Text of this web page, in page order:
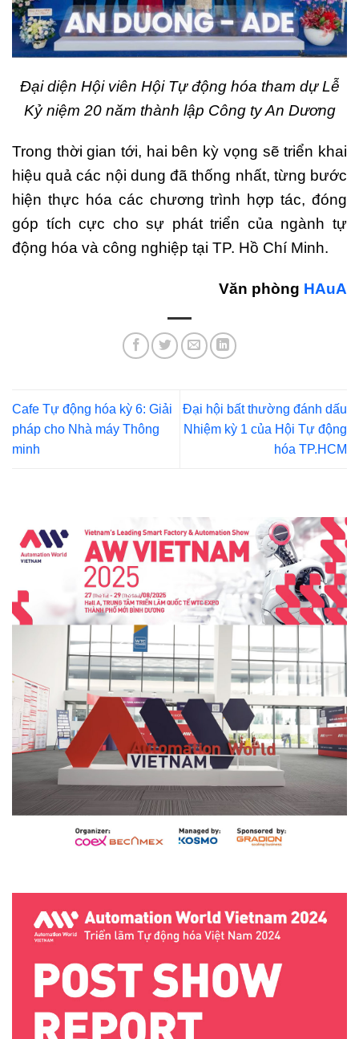
Đại diện Hội viên Hội Tự động hóa tham dự Lễ
Kỷ niệm 20 năm thành lập Công ty An Dương
Trong thời gian tới, hai bên kỳ vọng sẽ triển khai
hiệu quả các nội dung đã thống nhất, từng bước
hiện thực hóa các chương trình hợp tác, đóng
góp tích cực cho sự phát triển của ngành tự
động hóa và công nghiệp tại TP. Hồ Chí Minh.
Văn phòng HAuA
Cafe Tự động hóa kỳ 6: Giải
pháp cho Nhà máy Thông
minh
Đại hội bất thường đánh dấu
Nhiệm kỳ 1 của Hội Tự động
hóa TP.HCM